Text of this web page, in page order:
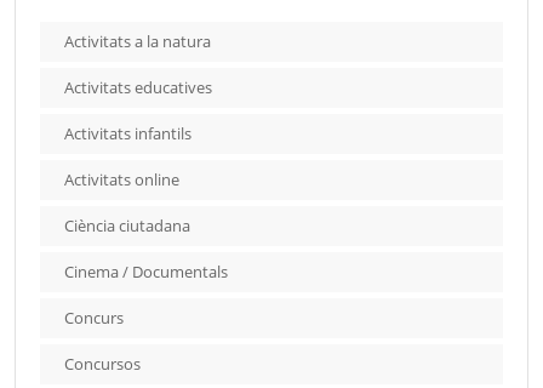
Activitats a la natura
Activitats educatives
Activitats infantils
Activitats online
Ciència ciutadana
Cinema / Documentals
Concurs
Concursos